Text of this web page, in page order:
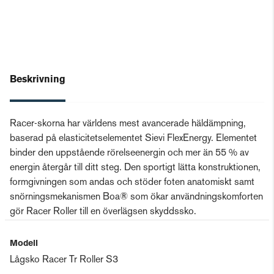
Beskrivning
Racer-skorna har världens mest avancerade häldämpning,
baserad på elasticitetselementet Sievi FlexEnergy. Elementet
binder den uppstående rörelseenergin och mer än 55 % av
energin återgår till ditt steg. Den sportigt lätta konstruktionen,
formgivningen som andas och stöder foten anatomiskt samt
snörningsmekanismen Boa® som ökar användningskomforten
gör Racer Roller till en överlägsen skyddssko.
Modell
Lågsko Racer Tr Roller S3